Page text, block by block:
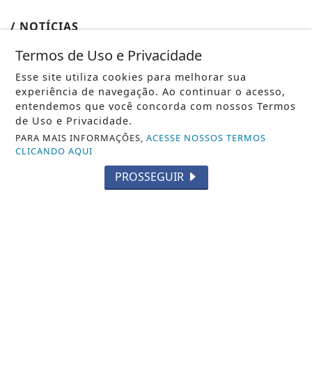
/ NOTÍCIAS
MUNDO
ENTRETENIMENTO
TECNOLOGIA & INOVAÇÃO
EDUCAÇÃO
Termos de Uso e Privacidade
Esse site utiliza cookies para melhorar sua
experiência de navegação. Ao continuar o acesso,
entendemos que você concorda com nossos Termos
de Uso e Privacidade.
PARA MAIS INFORMAÇÕES,ACESSE NOSSOS TERMOS
CLICANDO AQUI
PROSSEGUIR